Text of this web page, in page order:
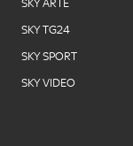
SKY ARTE
SKY TG24
SKY SPORT
SKY VIDEO